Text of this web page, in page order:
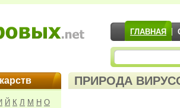
ГЛАВНАЯ
Й К Л М Н О
ПРИРОДА